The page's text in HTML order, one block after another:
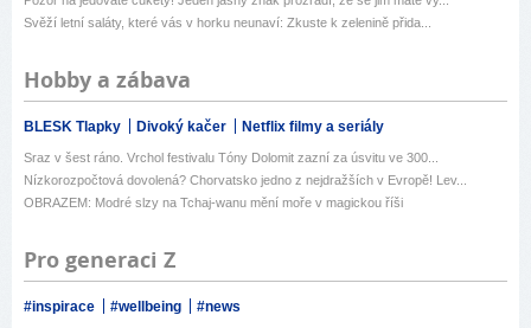
Svěží letní saláty, které vás v horku neunaví: Zkuste k zelenině přida...
Hobby a zábava
BLESK Tlapky Divoký kačer Netflix filmy a seriály
Sraz v šest ráno. Vrchol festivalu Tóny Dolomit zazní za úsvitu ve 300...
Nízkorozpočtová dovolená? Chorvatsko jedno z nejdražších v Evropě! Lev...
OBRAZEM: Modré slzy na Tchaj-wanu mění moře v magickou říši
Pro generaci Z
#inspirace #wellbeing #news